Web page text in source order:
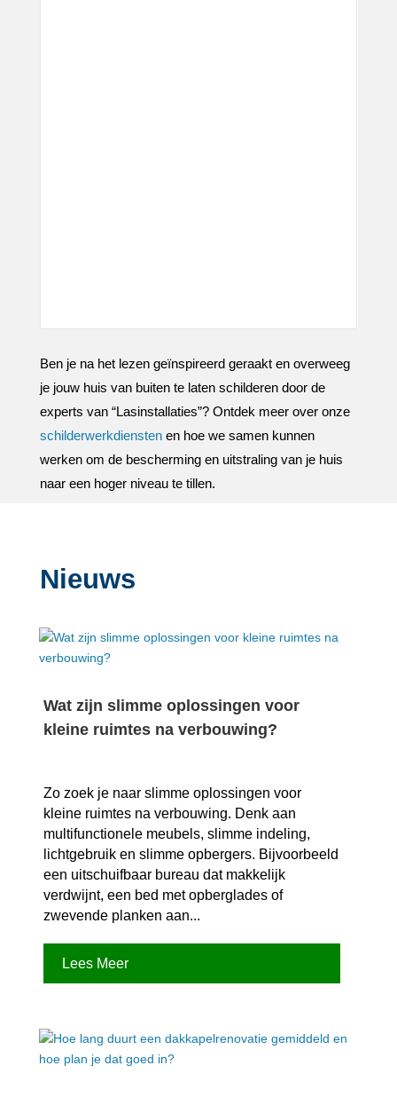
Ben je na het lezen geïnspireerd geraakt en overweeg
je jouw huis van buiten te laten schilderen door de
experts van “Lasinstallaties”? Ontdek meer over onze
schilderwerkdienstenen hoe we samen kunnen
werken om de bescherming en uitstraling van je huis
naar een hoger niveau te tillen.​
Nieuws
Wat zijn slimme oplossingen voor
kleine ruimtes na verbouwing?
Zo zoek je naar slimme oplossingen voor
kleine ruimtes na verbouwing.​ Denk aan
multifunctionele meubels, slimme indeling,
lichtgebruik en slimme opbergers.​ Bijvoorbeeld
een uitschuifbaar bureau dat makkelijk
verdwijnt, een bed met opberglades of
zwevende planken aan...
Lees Meer